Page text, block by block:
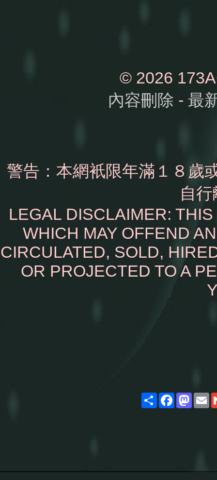
© 2026
內容刪除 - 最
警告：本網衹限年滿１８歲
自
LEGAL DISCLAIMER:
WHICH MAY OFFEND
CIRCULATED, SOLD,
OR PROJECTED TO A
ShareFacebook